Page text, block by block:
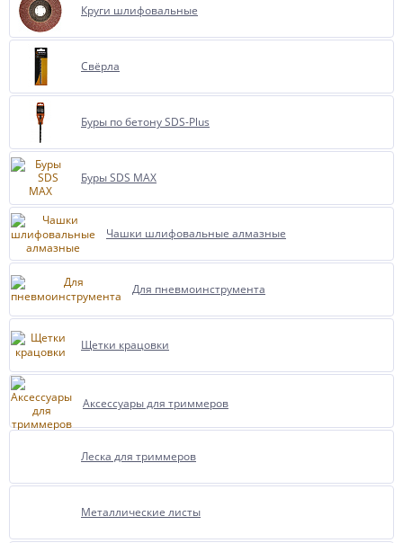
Круги шлифовальные
Свёрла
Буры по бетону SDS-Plus
Буры SDS MAX
Чашки шлифовальные алмазные
Для пневмоинструмента
Щетки крацовки
Аксессуары для триммеров
Леска для триммеров
Металлические листы